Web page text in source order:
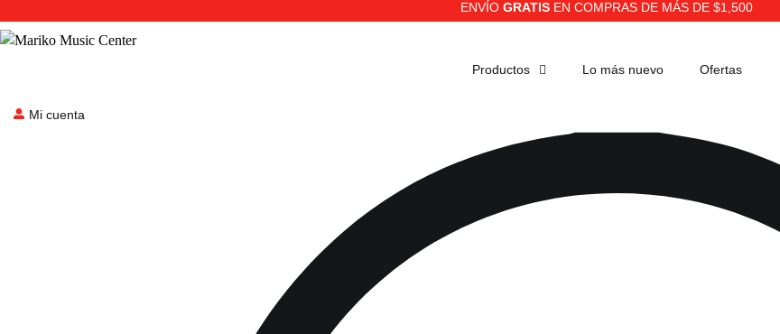
ENVÍO GRATIS EN COMPRAS DE MÁS DE $1,500
Productos Lo más nuevo Ofertas
Mi cuenta